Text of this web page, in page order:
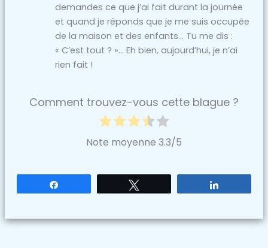
demandes ce que j’ai fait durant la journée
et quand je réponds que je me suis occupée
de la maison et des enfants… Tu me dis :
« C’est tout ? »… Eh bien, aujourd’hui, je n’ai
rien fait !
Comment trouvez-vous cette blague ?
Note moyenne 3.3/5